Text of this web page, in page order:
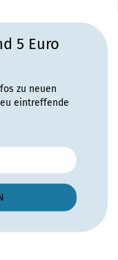
5 Euro
zu neuen
eintreffende